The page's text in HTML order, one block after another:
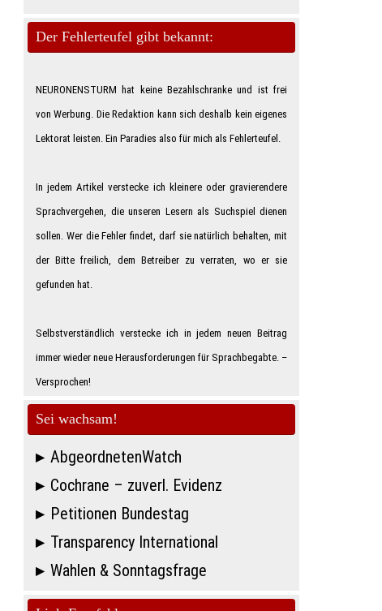
Der Fehlerteufel gibt bekannt:
NEURONENSTURM hat keine Bezahlschranke und ist frei
von Werbung. Die Redaktion kann sich deshalb kein eigenes
Lektorat leisten. Ein Paradies also für mich als Feh­ler­teu­fe­l.
In jedem Artikel verstecke ich kleinere oder gravierendere
Sprachvergehen, die unseren Lesern als Suchspiel dienen
sollen. Wer die Fehler findet, darf sie natürlich behalten, mit
der Bitte freilich, dem Betreiber zu verraten, wo er sie
gefunden hat.
Selbstverständlich verstecke ich in jedem neuen Beitrag
immer wieder neue Herausforderungen für Sprachbegabte. –
Ver­spro­chen!
Sei wachsam!
AbgeordnetenWatch
Cochrane – zuverl. Evidenz
Petitionen Bundestag
Transparency International
Wahlen & Sonntagsfrage